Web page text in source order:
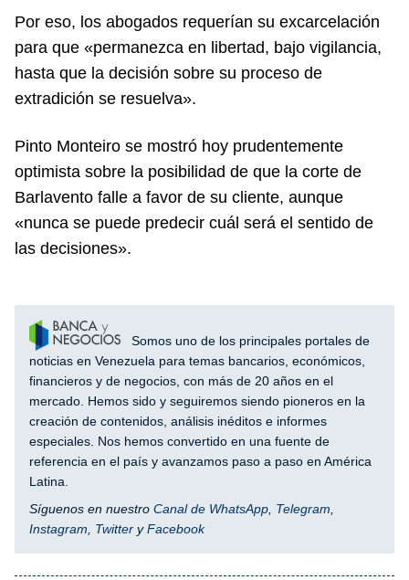
Por eso, los abogados requerían su excarcelación
para que «permanezca en libertad, bajo vigilancia,
hasta que la decisión sobre su proceso de
extradición se resuelva».
Pinto Monteiro se mostró hoy prudentemente
optimista sobre la posibilidad de que la corte de
Barlavento falle a favor de su cliente, aunque
«nunca se puede predecir cuál será el sentido de
las decisiones».
Somos uno de los principales portales de
noticias en Venezuela para temas bancarios, económicos,
financieros y de negocios, con más de 20 años en el
mercado. Hemos sido y seguiremos siendo pioneros en la
creación de contenidos, análisis inéditos e informes
especiales. Nos hemos convertido en una fuente de
referencia en el país y avanzamos paso a paso en América
Latina.
Síguenos en nuestro Canal de WhatsApp Telegram
Instagram
Twitter yFacebook